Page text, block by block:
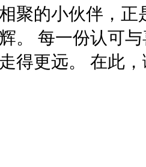
聚的小伙伴，
。 每一份认可
得更远。 在此